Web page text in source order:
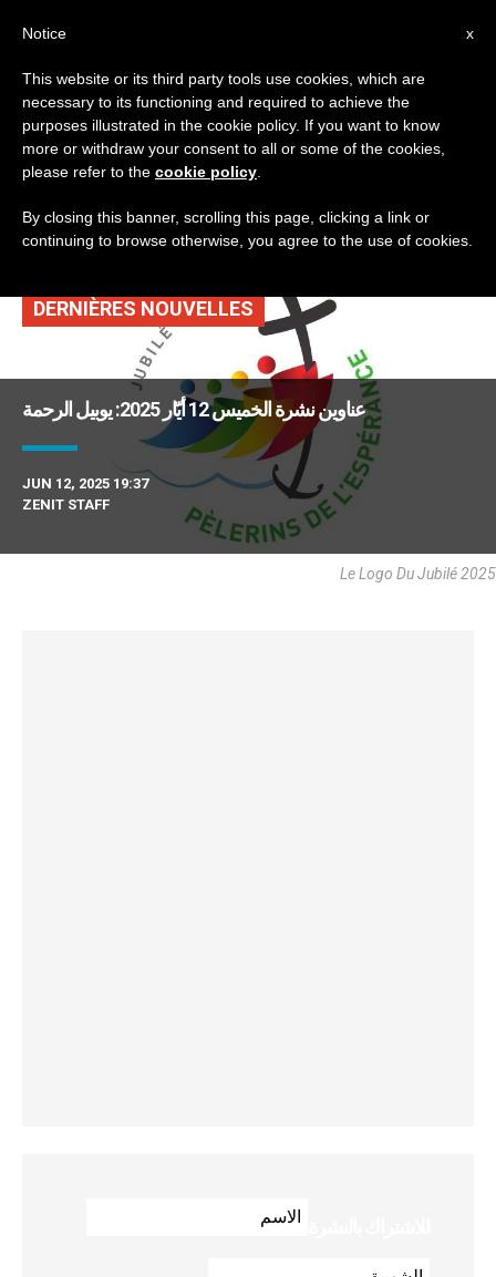
TAG
Posts Tagged ‘منتدى
مسكوني’
DERNIÈRES NOUVELLES
عناوين نشرة الخميس 12 أيّار 2025: يوبيل الرحمة
JUN 12, 2025 19:37
ZENIT STAFF
Le Logo Du Jubilé 2025
x
Notice
This website or its third party tools use cookies, which are
necessary to its functioning and required to achieve the
purposes illustrated in the cookie policy. If you want to know
more or withdraw your consent to all or some of the cookies,
please refer to the cookie policy
By closing this banner, scrolling this page, clicking a link or
continuing to browse otherwise, you agree to the use of cookies.